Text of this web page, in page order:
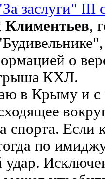
заслуги" III
Климентьев,
о
КХЛ.
в Крыму и с
спорта. Если
по